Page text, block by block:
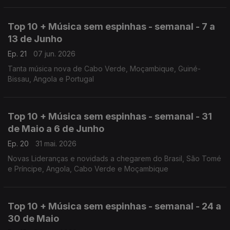
Top 10 + Música sem espinhas - semanal - 7 a
13 de Junho
Ep. 21
07 jun. 2026
Tanta música nova de Cabo Verde, Moçambique, Guiné-
Bissau, Angola e Portugal
Top 10 + Música sem espinhas - semanal - 31
de Maio a 6 de Junho
Ep. 20
31 mai. 2026
Novas Lideranças e novidads a chegarem do Brasil, São Tomé
e Príncipe, Angola, Cabo Verde e Moçambique
Top 10 + Música sem espinhas - semanal - 24 a
30 de Maio